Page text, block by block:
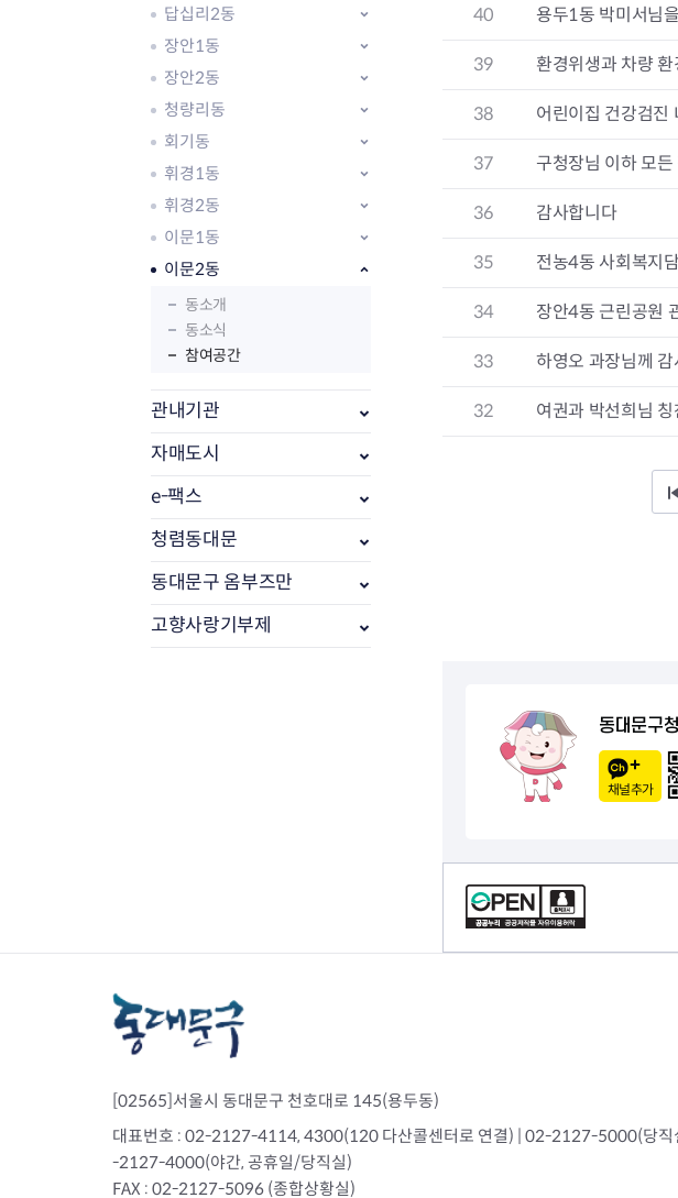
국내도시
국외도시
자매도시 혜택
직거래장터쇼핑몰
이용안내
공
하
공
부
행
복
구
감
구
업
구
도로명주소 안내
상세주소 부여제도
지리정보
대중교통
자전거
주차장
우회전알리미
행사 및 프로그램
문화체육시설
공원녹지현황
단체안내
동대문문화재단
쓰
종
대
재
정
환
환
환
탄
보
공
부동산소식
조상땅찾기
부동산중개업소현황
부동산중개업 알림판
부동산중개보수(중개수수료)
바뀐지번찾기
답십리2동
장안1동
장안2동
청량리동
회기동
휘경1동
휘경2동
이문1동
이문2동
동소개
동소식
참여공간
관내기관
자매도시
e-팩스
청렴동대문
동대문구 옴부즈만
고향사랑기부제
40 용두1동 박미서님
39 환경위생과 차량
38 어린이집 건강검진
37 구청장님 이하 모
36 감사합니다
35 전농4동 사회복지
34 장안4동 근린공원
33 하영오 과장님께
32 여권과 박선희님
동대문구청
채널추가
[02565]서울시 동대문구 천호대로 145(용두동)
대표번호 : 02-2127-4114, 4300(120 다산콜센터로 연결) | 02-2127-5000(당직
-2127-4000(야간, 공휴일/당직실)
FAX : 02-2127-5096 (종합상황실)